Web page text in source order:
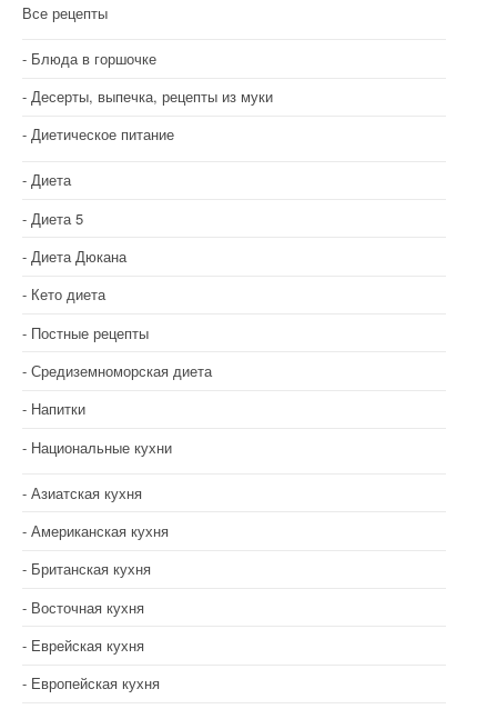
и
я
п
о
з
а
п
и
с
я
м
Все рецепты
Блюда в горшочке
Десерты, выпечка, рецепты из муки
Диетическое питание
Диета
Диета 5
Диета Дюкана
Кето диета
Постные рецепты
Средиземноморская диета
Напитки
Национальные кухни
Азиатская кухня
Американская кухня
Британская кухня
Восточная кухня
Еврейская кухня
Европейская кухня